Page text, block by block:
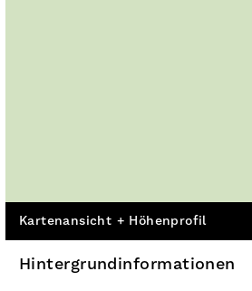
Kartenansicht + Höhenprofil
Hintergrundinformationen